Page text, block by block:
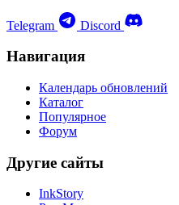
Telegram Discord
Навигация
Календарь обновлений
Каталог
Популярное
Форум
Другие сайты
InkStory